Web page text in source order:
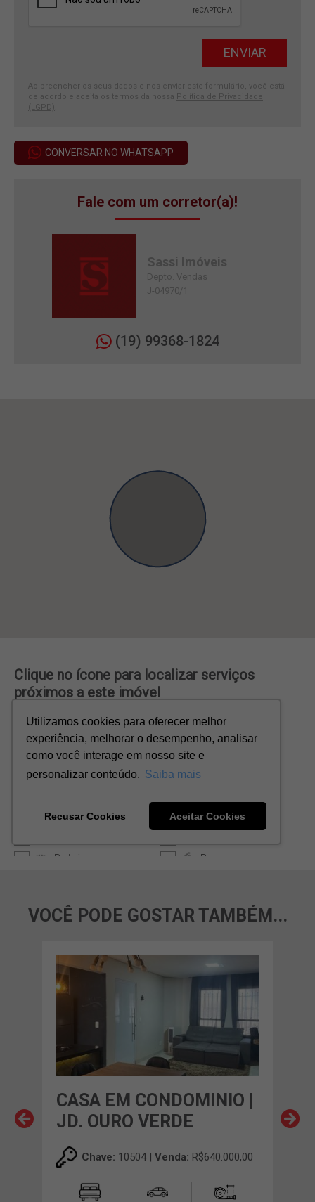
Ao preencher os seus dados e nos enviar este formulário, você está
de acordo e aceita os termos da nossa Política de Privacidade
(LGPD)
CONVERSAR NO WHATSAPP
Fale com um corretor(a)!
Sassi Imóveis
Depto. Vendas
J-04970/1
(19) 99368-1824
VOCÊ PODE GOSTAR TAMBÉM...
CASA EM CONDOMINIO |
JD. OURO VERDE
Chave: 10504 | Venda: R$640.000,00